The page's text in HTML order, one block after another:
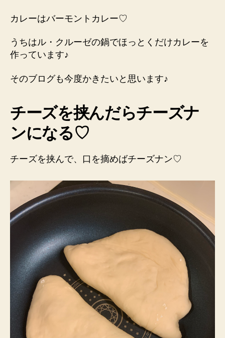
カレーはバーモントカレー♡
うちはル・クルーゼの鍋でほっとくだけカレーを
作っています♪
そのブログも今度かきたいと思います♪
チーズを挟んだらチーズナ
ンになる♡
チーズを挟んで、口を摘めばチーズナン♡